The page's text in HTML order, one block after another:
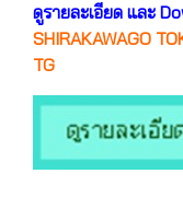
ดูรายละเอียด และ
SHIRAKAWAGO
TG